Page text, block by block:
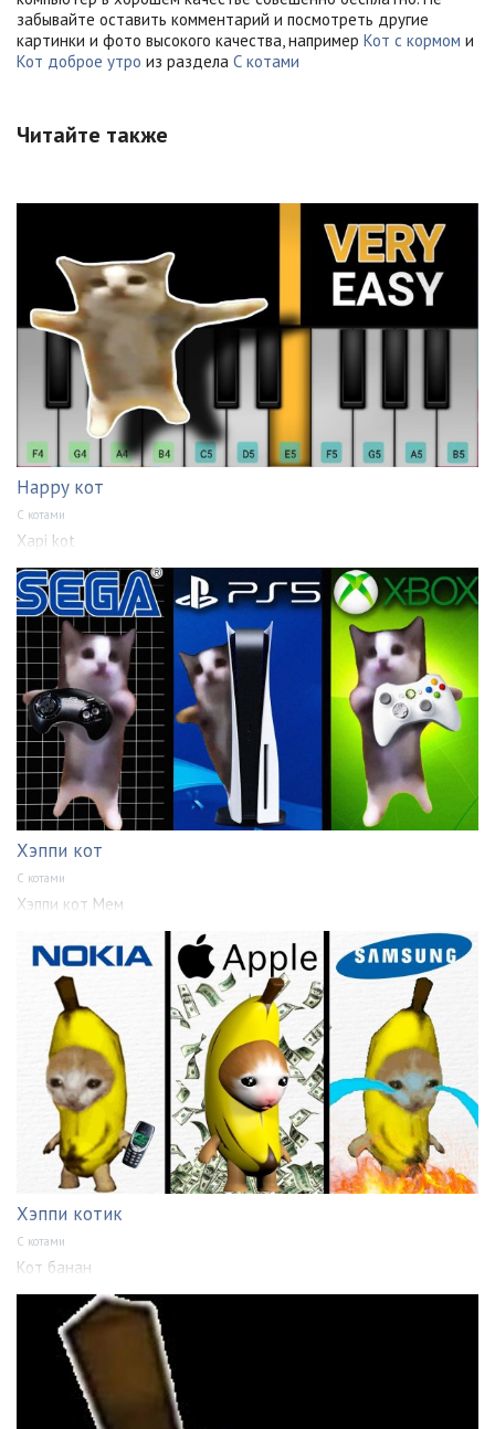
забывайте оставить комментарий и посмотреть другие
картинки и фото высокого качества, например Кот с кормом и
Кот доброе утро из раздела С котами
Читайте также
Happy кот
С котами
Xapi kot
Хэппи кот
С котами
Хэппи кот Мем
Хэппи котик
С котами
Кот банан